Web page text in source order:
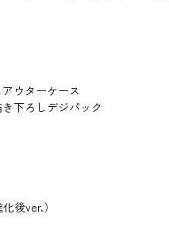
ウターケース
下ろしデジパック
後ver.）